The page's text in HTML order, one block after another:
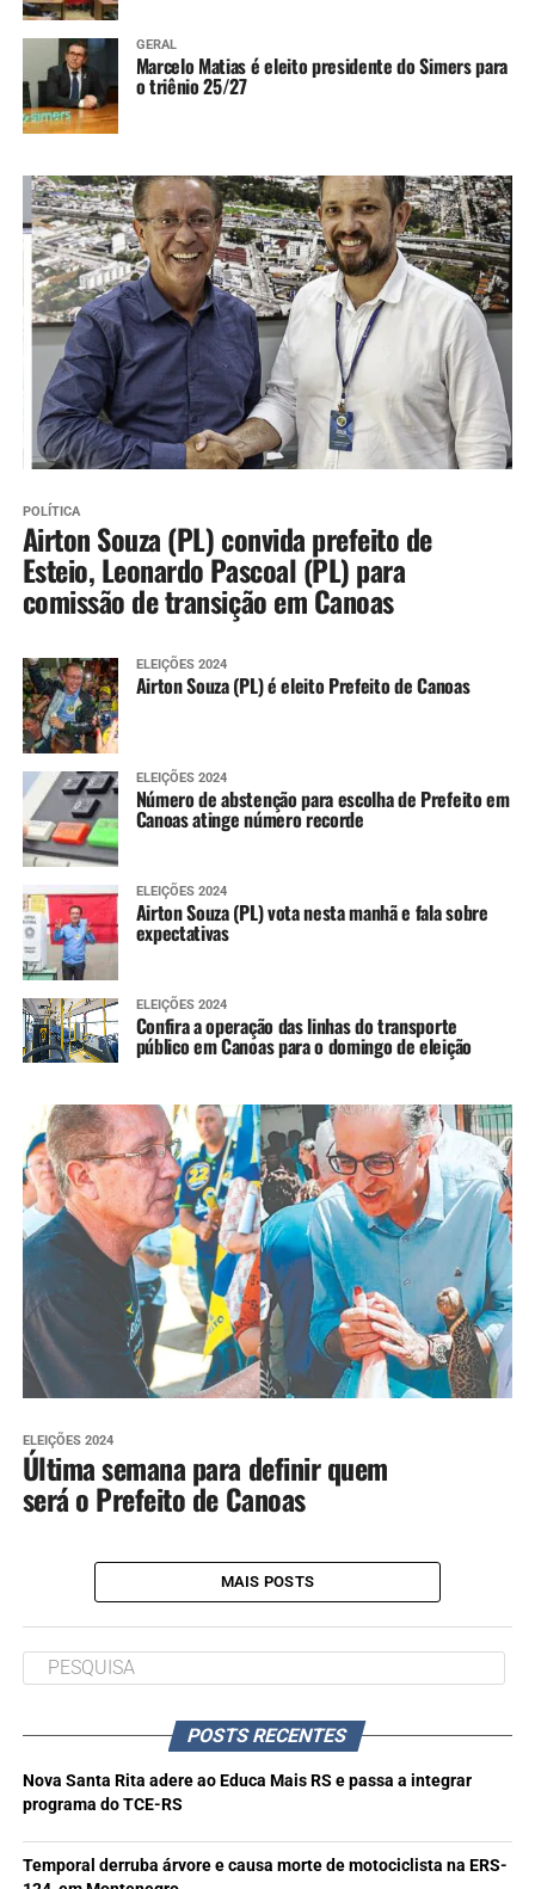
GERAL
Marcelo Matias é eleito presidente do Simers para
o triênio 25/27
POLÍTICA
Airton Souza (PL) convida prefeito de
Esteio, Leonardo Pascoal (PL) para
comissão de transição em Canoas
ELEIÇÕES 2024
Airton Souza (PL) é eleito Prefeito de Canoas
ELEIÇÕES 2024
Número de abstenção para escolha de Prefeito em
Canoas atinge número recorde
ELEIÇÕES 2024
Airton Souza (PL) vota nesta manhã e fala sobre
expectativas
ELEIÇÕES 2024
Confira a operação das linhas do transporte
público em Canoas para o domingo de eleição
ELEIÇÕES 2024
Última semana para definir quem
será o Prefeito de Canoas
MAIS POSTS
POSTS RECENTES
Nova Santa Rita adere ao Educa Mais RS e passa a integrar
programa do TCE-RS
Temporal derruba árvore e causa morte de motociclista na ERS-